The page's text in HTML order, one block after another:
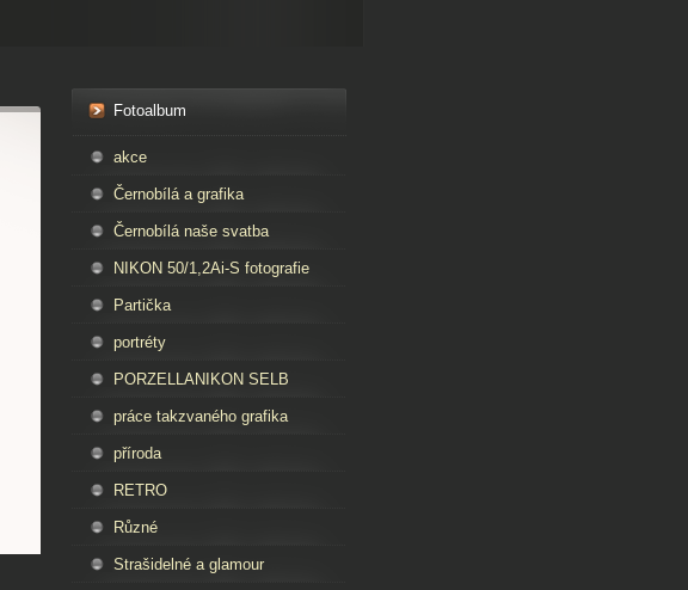
Fotoalbum
akce
Černobílá a grafika
Černobílá naše svatba
NIKON 50/1,2Ai-S fotografie
Partička
portréty
PORZELLANIKON SELB
práce takzvaného grafika
příroda
RETRO
Různé
Strašidelné a glamour